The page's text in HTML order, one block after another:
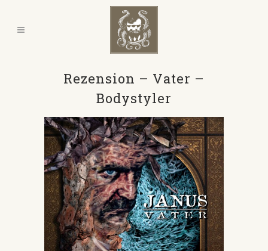
Rezension – Vater –
Bodystyler